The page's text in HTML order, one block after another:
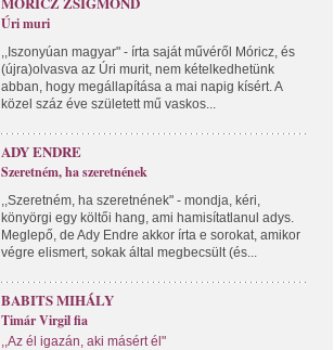
Úri muri
,,Iszonyúan magyar" - írta saját művéről Móricz, és
(újra)olvasva az Úri murit, nem kételkedhetünk
abban, hogy megállapítása a mai napig kísért. A
közel száz éve született mű vaskos...
ADY ENDRE
Szeretném, ha szeretnének
,,Szeretném, ha szeretnének" - mondja, kéri,
könyörgi egy költői hang, ami hamisítatlanul adys.
Meglepő, de Ady Endre akkor írta e sorokat, amikor
végre elismert, sokak által megbecsült (és...
BABITS MIHÁLY
Timár Virgil fia
,,Az él igazán, aki másért él"